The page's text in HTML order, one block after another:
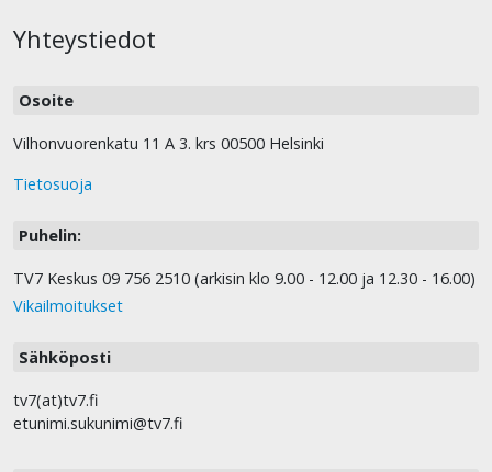
Yhteystiedot
Osoite
Vilhonvuorenkatu 11 A 3. krs 00500 Helsinki
Tietosuoja
Puhelin:
TV7 Keskus 09 756 2510 (arkisin klo 9.00 - 12.00 ja 12.30 - 16.00)
Vikailmoitukset
Sähköposti
tv7(at)tv7.fi
etunimi.sukunimi@tv7.fi